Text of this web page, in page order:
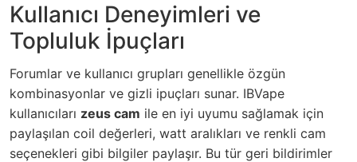
Kullanıcı Deneyimleri ve
Topluluk İpuçları
Forumlar ve kullanıcı grupları genellikle özgün
kombinasyonlar ve gizli ipuçları sunar. IBVape
kullanıcıları zeus cam ile en iyi uyumu sağlamak için
paylaşılan coil değerleri, watt aralıkları ve renkli cam
seçenekleri gibi bilgiler paylaşır. Bu tür geri bildirimler